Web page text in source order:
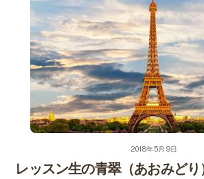
2018年5月9日
レッスン生の青翠（あおみどり